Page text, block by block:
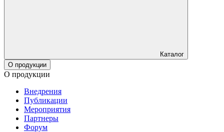
Каталог
О продукции
О продукции
Внедрения
Публикации
Мероприятия
Партнеры
Форум